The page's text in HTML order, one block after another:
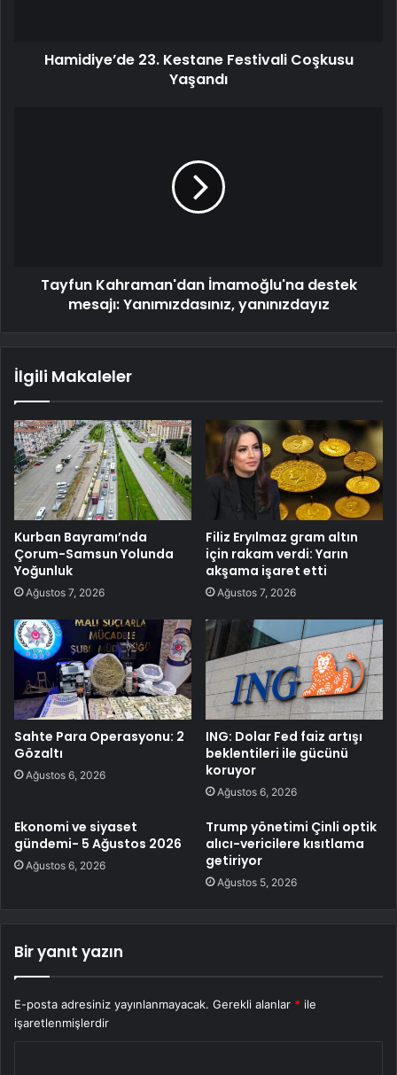
Hamidiye’de 23. Kestane Festivali Coşkusu
Yaşandı
Tayfun Kahraman'dan İmamoğlu'na destek
mesajı: Yanımızdasınız, yanınızdayız
İlgili Makaleler
Kurban Bayramı’nda
Çorum-Samsun Yolunda
Yoğunluk
Ağustos 7, 2026
Filiz Eryılmaz gram altın
için rakam verdi: Yarın
akşama işaret etti
Ağustos 7, 2026
Sahte Para Operasyonu: 2
Gözaltı
Ağustos 6, 2026
ING: Dolar Fed faiz artışı
beklentileri ile gücünü
koruyor
Ağustos 6, 2026
Ekonomi ve siyaset
gündemi- 5 Ağustos 2026
Ağustos 6, 2026
Trump yönetimi Çinli optik
alıcı-vericilere kısıtlama
getiriyor
Ağustos 5, 2026
Bir yanıt yazın
E-posta adresiniz yayınlanmayacak. Gerekli alanlar * ile
işaretlenmişlerdir